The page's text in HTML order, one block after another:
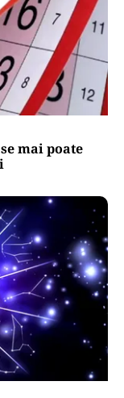
mai poate